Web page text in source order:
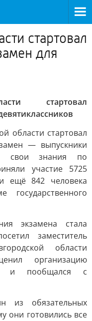
стартовал
для
стартовал
области стартовал
— выпускники
свои знания по
участие 5725
ещё 842 человека
экзамена стала
заместитель
области
организацию
и пообщался с
из обязательных
они готовились все